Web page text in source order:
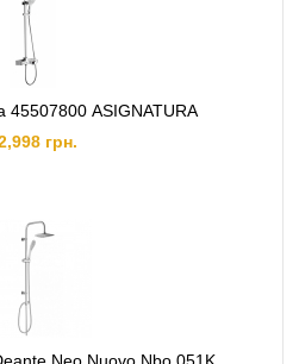
45507800 ASIGNATURA
грн.